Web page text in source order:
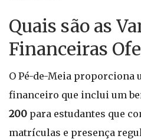
Quais são as
Financeiras
O Pé-de-Meia proporciona
financeiro que inclui um
200 para estudantes que
matrículas e presença